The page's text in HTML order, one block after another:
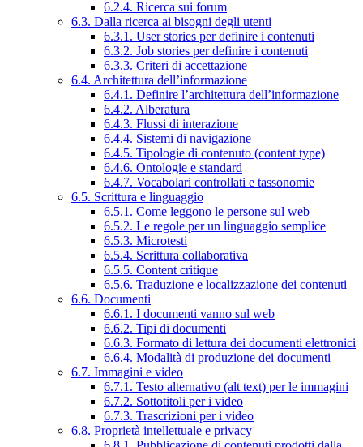
6.2.4. Ricerca sui forum
6.3. Dalla ricerca ai bisogni degli utenti
6.3.1. User stories per definire i contenuti
6.3.2. Job stories per definire i contenuti
6.3.3. Criteri di accettazione
6.4. Architettura dell’informazione
6.4.1. Definire l’architettura dell’informazione
6.4.2. Alberatura
6.4.3. Flussi di interazione
6.4.4. Sistemi di navigazione
6.4.5. Tipologie di contenuto (content type)
6.4.6. Ontologie e standard
6.4.7. Vocabolari controllati e tassonomie
6.5. Scrittura e linguaggio
6.5.1. Come leggono le persone sul web
6.5.2. Le regole per un linguaggio semplice
6.5.3. Microtesti
6.5.4. Scrittura collaborativa
6.5.5. Content critique
6.5.6. Traduzione e localizzazione dei contenuti
6.6. Documenti
6.6.1. I documenti vanno sul web
6.6.2. Tipi di documenti
6.6.3. Formato di lettura dei documenti elettronici
6.6.4. Modalità di produzione dei documenti
6.7. Immagini e video
6.7.1. Testo alternativo (alt text) per le immagini
6.7.2. Sottotitoli per i video
6.7.3. Trascrizioni per i video
6.8. Proprietà intellettuale e privacy